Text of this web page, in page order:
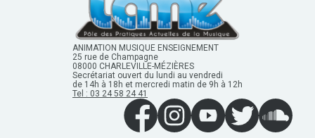
ANIMATION MUSIQUE ENSEIGNEMENT
25 rue de Champagne
08000 CHARLEVILLE-MÉZIÈRES
Secrétariat ouvert du lundi au vendredi
de 14h à 18h et mercredi matin de 9h à 12h
Tel : 03 24 58 24 41
FacebookInstagramyoutubetwitter soundcloud